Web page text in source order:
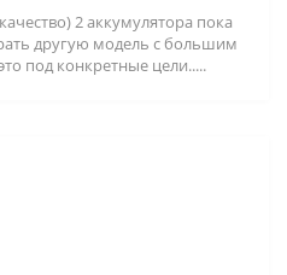
2 аккумулятора пока
другую модель с большим
под конкретные цели.....